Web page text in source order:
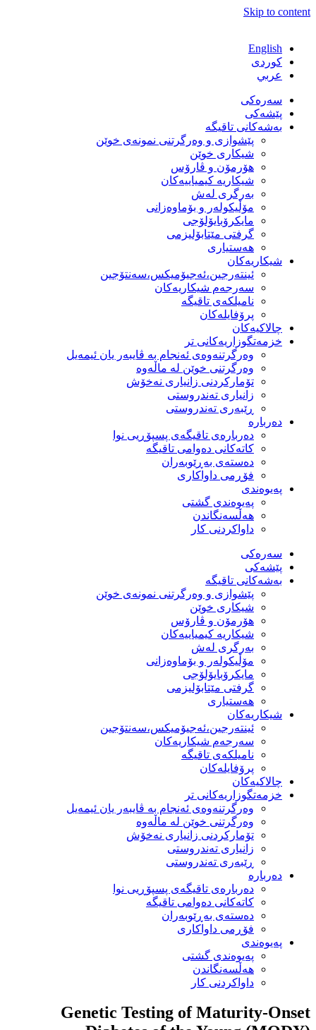
Skip to content
English
كوردی
عربي
سەرەکی
پێشەکی
بەشەكانی تاقیگە
پێشوازی و وەرگرتنی نمونەی خوێن
شیكاری خوێن
هۆرمۆن و ڤارۆس
شیكاریە كیمیاییەكان
بەرگری لەش
مۆڵیكولەر و بۆماوەزانی
مایكرۆبایۆلۆجی
گرفتی مێتابۆلیزمی
هەستیاری
شیكاریەكان
ئینتەرجین،ئەجیۆمیکس،سەنتۆجین
سەرجەم شیكاریەكان
نامیلكەی تاقیگە
پرۆفایلەكان
چالاکیەکان
خزمەتگوزاریەكانی تر
وه‌رگرتنه‌وه‌ی ئه‌نجام به‌ ڤایبه‌ر یان ئیمه‌یل
وەرگرتنی خوێن لە ماڵەوە
تۆماركردنی زانیاری نەخۆش
زانیاری تەندروستی
ڕێبەری تەندروستی
دەربارە
دەربارەی تاقیگەی پسپۆڕیی نوا
كاتەكانی دەوامی تاقیگە
دەستەی بەڕێوبەران
فۆڕمی داواكاری
پەیوەندی
پەیوەندی گشتی
هەڵسەنگاندن
داواكردنی كار
سەرەکی
پێشەکی
بەشەكانی تاقیگە
پێشوازی و وەرگرتنی نمونەی خوێن
شیكاری خوێن
هۆرمۆن و ڤارۆس
شیكاریە كیمیاییەكان
بەرگری لەش
مۆڵیكولەر و بۆماوەزانی
مایكرۆبایۆلۆجی
گرفتی مێتابۆلیزمی
هەستیاری
شیكاریەكان
ئینتەرجین،ئەجیۆمیکس،سەنتۆجین
سەرجەم شیكاریەكان
نامیلكەی تاقیگە
پرۆفایلەكان
چالاکیەکان
خزمەتگوزاریەكانی تر
وه‌رگرتنه‌وه‌ی ئه‌نجام به‌ ڤایبه‌ر یان ئیمه‌یل
وەرگرتنی خوێن لە ماڵەوە
تۆماركردنی زانیاری نەخۆش
زانیاری تەندروستی
ڕێبەری تەندروستی
دەربارە
دەربارەی تاقیگەی پسپۆڕیی نوا
كاتەكانی دەوامی تاقیگە
دەستەی بەڕێوبەران
فۆڕمی داواكاری
پەیوەندی
پەیوەندی گشتی
هەڵسەنگاندن
داواكردنی كار
Genetic Testing of Maturity-Onset